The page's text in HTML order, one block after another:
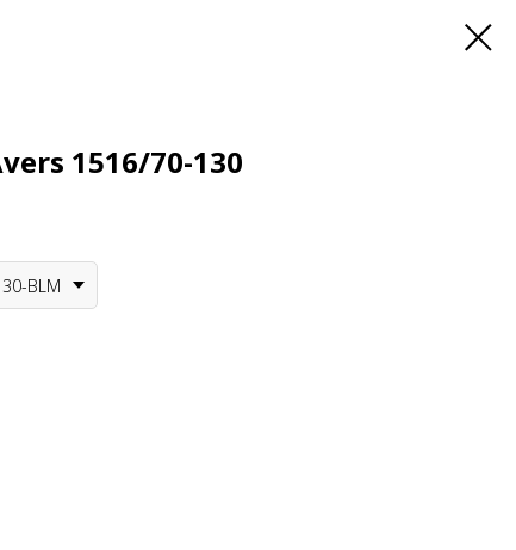
1516/70-130
BLM